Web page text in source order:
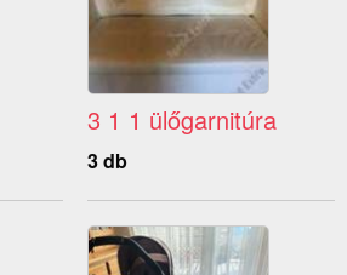
3 1 1 ülőgarnitúra
3 db